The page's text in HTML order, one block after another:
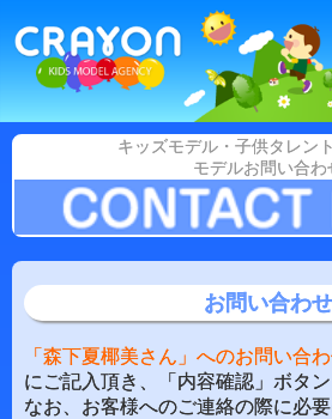
キッズモデル・子供タレン
モデルお問い合わ
お問い合わせ
「森下夏椰美さん」へのお問い合わ
にご記入頂き、「内容確認」ボタン
なお、お客様へのご連絡の際に必